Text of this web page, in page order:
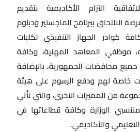
التزام الأكاديمية بتقديم
الالتحاق ببرنامج الماجستير ودبلوم
كوادر الجهاز التنفيذي لكليات
موظفي المعاهد المهنية، وكافة
جميع محافضات الجمهورية، بالإضافة
خاصة لهم ودفع الرسوم على هيئة
من المميزات الآخرى، والتي تأتي
الوزارة وكافة قطاعاتها في
والأكاديمي.